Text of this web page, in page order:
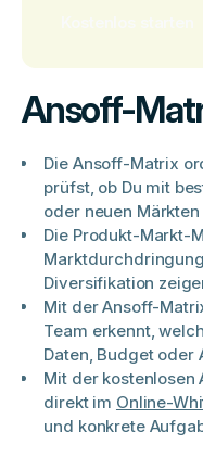
Ansoff-
Die Ansoff-Matrix
prüfst, ob Du mit
oder neuen
Die Produkt-Markt-
Diversifikation
Mit der Ansoff-
Team erkennt,
Daten, Budget oder
Mit der
direkt im Online-
und konkrete